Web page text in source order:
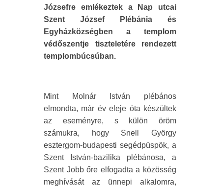
Józsefre emlékeztek a Nap utcai
Szent József Plébánia és
Egyházközségben a templom
védőszentje tiszteletére rendezett
templombúcsúban.
Mint Molnár István plébános
elmondta, már év eleje óta készültek
az eseményre, s külön öröm
számukra, hogy Snell György
esztergom-budapesti segédpüspök, a
Szent István-bazilika plébánosa, a
Szent Jobb őre elfogadta a közösség
meghívását az ünnepi alkalomra,